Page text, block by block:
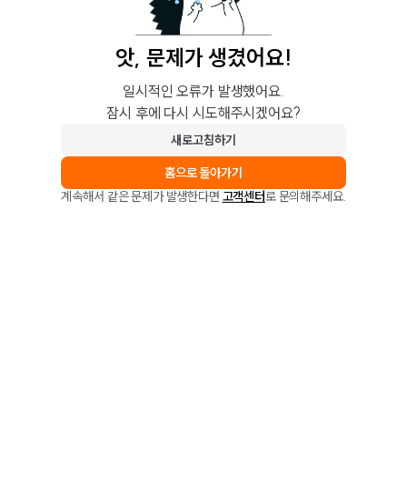
앗, 문제가 생겼어요!
일시적인 오류가 발생했어요.
잠시 후에 다시 시도해주시겠어요?
새로고침하기
홈으로 돌아가기
계속해서 같은 문제가 발생한다면 고객센터로 문의해주세요.